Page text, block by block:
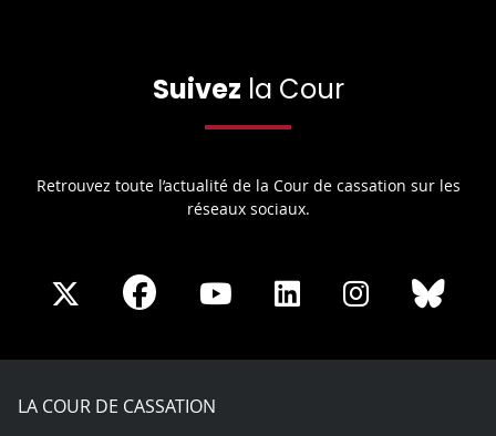
Suivez la Cour
Retrouvez toute l’actualité de la Cour de cassation sur les
réseaux sociaux.
Share
X
Share
Facebook
Share
Youtube
Share
LinkedIn
Share
Instagram
LA COUR DE CASSATION